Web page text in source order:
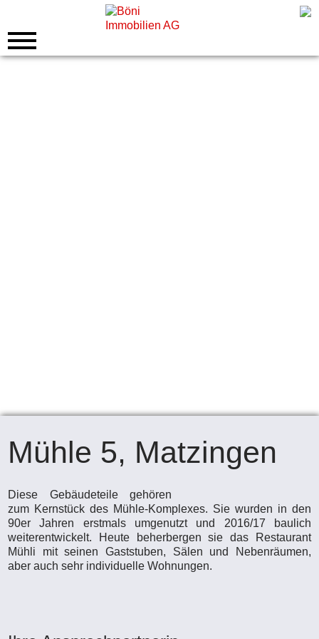
Mühle 5, Matzingen
Diese Gebäudeteile gehören
zum Kernstück des Mühle-Komplexes. Sie wurden in den
90er Jahren erstmals umgenutzt und 2016/17 baulich
weiterentwickelt. Heute beherbergen sie das Restaurant
Mühli mit seinen Gaststuben, Sälen und Nebenräumen,
aber auch sehr individuelle Wohnungen.